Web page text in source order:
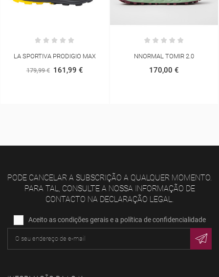
NNORMAL TOMIR 2.0
170,00 €
COMPRESSPORT TRAIL
OVERSHORT
PODE CANCELAR A SUBSCRIÇÃO A QUALQUER MOMENTO.
PARA TAL, CONSULTE A NOSSA INFORMAÇÃO DE
CONTACTO NA DECLARAÇÃO LEGAL.
Aceito as condições gerais e a política de confidencialidade